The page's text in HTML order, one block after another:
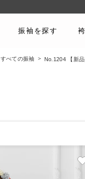
振袖を探す
すべての振袖 No.1204 【新